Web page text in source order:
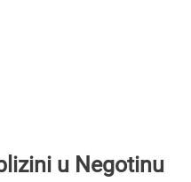
u Negotinu